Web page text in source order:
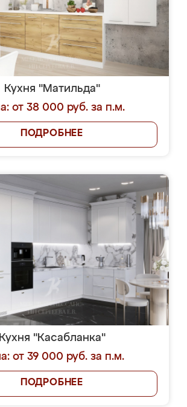
Кухня "Матильда"
от 38 000 руб. за п.м.
ПОДРОБНЕЕ
Кухня "Касабланка"
от 39 000 руб. за п.м.
ПОДРОБНЕЕ